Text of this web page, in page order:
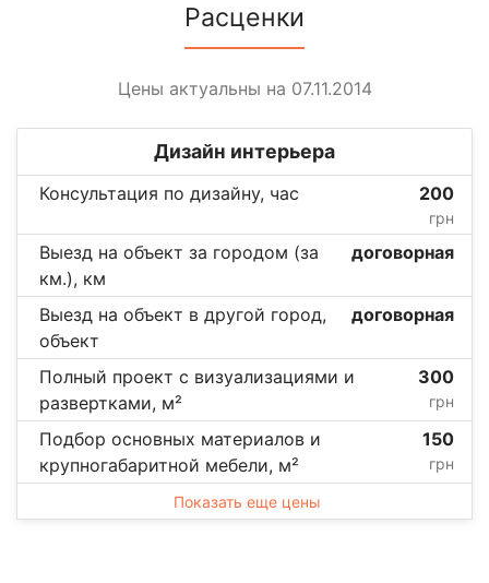
Расценки
Цены актуальны на 07.11.2014
Дизайн интерьера
Консультация по дизайну, час 200
грн
Выезд на объект за городом (за
км.), км
договорная
Выезд на объект в другой город,
объект
договорная
Полный проект с визуализациями и
развертками, м²
300
грн
Подбор основных материалов и
крупногабаритной мебели, м²
150
грн
Показать еще цены